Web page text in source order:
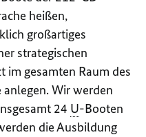
heißen,
großartiges
strategischen
im gesamten Raum des
Wir werden
24 U-Booten
die Ausbildung